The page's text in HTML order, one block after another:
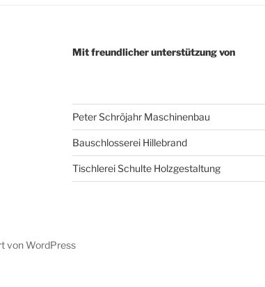
Mit freundlicher unterstützung von
Peter Schröjahr Maschinenbau
Bauschlosserei Hillebrand
Tischlerei Schulte Holzgestaltung
von WordPress